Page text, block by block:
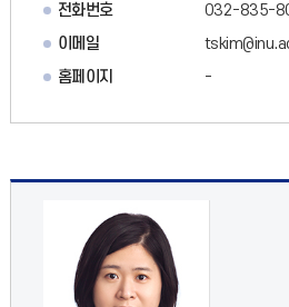
전화번호
032-835-
이메일
홈페이지
-